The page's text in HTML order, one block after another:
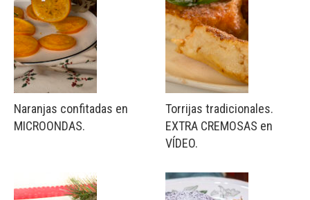
Naranjas confitadas en
MICROONDAS.
Torrijas tradicionales.
EXTRA CREMOSAS en
VÍDEO.